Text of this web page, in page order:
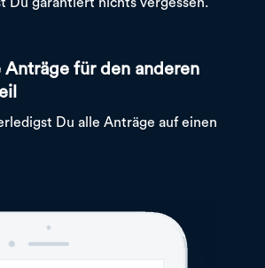
Anträge für den anderen
Du alle Anträge auf einen